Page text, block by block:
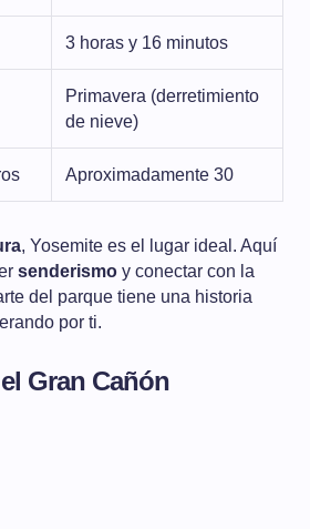
3 horas y 16 minutos
Primavera (derretimiento
de nieve)
Aproximadamente 30
, Yosemite es el lugar ideal. Aquí
senderismo y conectar con la
del parque tiene una historia
por ti.
Gran Cañón